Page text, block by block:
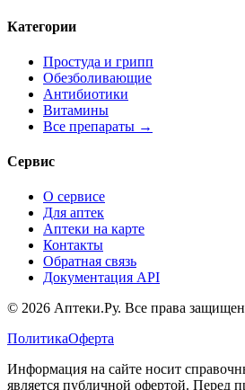
Категории
Простуда и грипп
Обезболивающие
Антибиотики
Витамины
Все препараты →
Сервис
О сервисе
Для аптек
Аптеки на карте
Контакты
Обратная связь
Документация API
© 2026 Аптеки.Ру. Все права
ПолитикаОферта
Информация на сайте носит
является публичной офертой. Перед